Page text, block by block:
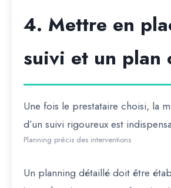
4. Mettre en
suivi et un plan
Une fois le prestataire choisi, la
d’un suivi rigoureux est
Planning précis des interventions
Un planning détaillé doit être